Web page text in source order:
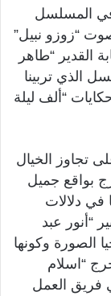
في المسلسل
والذي استمر لـ 26 عام بصوت “زوزو نبيل”
القدير “طاهر
الذي تربينا
“ألف ليلة
تجاوز الخيال
بواقع جميل
في دلالات
“أنور عبد
الصورة وكونها
“اسلام
فريق العمل